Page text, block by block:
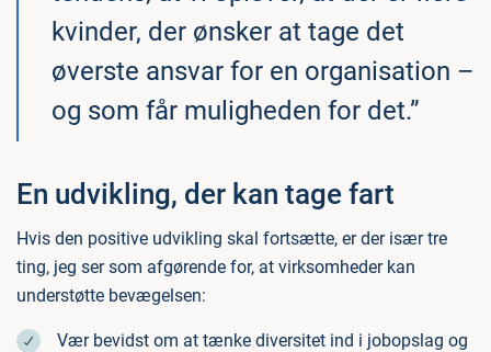
kvinder, der ønsker at tage det
øverste ansvar for en organisation –
og som får muligheden for det.”
En udvikling, der kan tage fart
Hvis den positive udvikling skal fortsætte, er der især tre
ting, jeg ser som afgørende for, at virksomheder kan
understøtte bevægelsen:
Vær bevidst om at tænke diversitet ind i jobopslag og